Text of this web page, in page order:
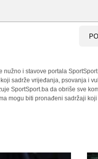
nužno i stavove portala
sadrže vrijeđanja, psovanja i
SportSport.ba da obriše sve
mogu biti pronađeni sadržaji